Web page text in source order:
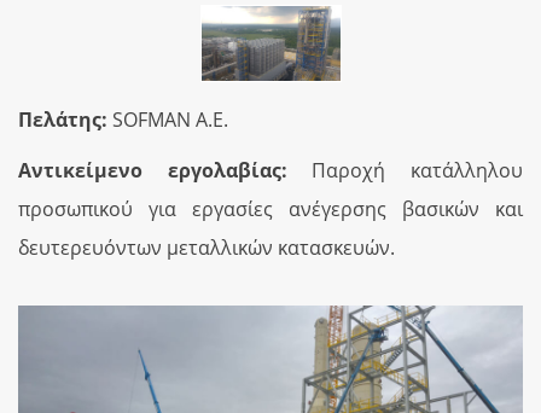
Πελάτης: SOFMAN Α.Ε.
Αντικείμενο
εργολαβίας: Παροχή κατάλληλου
προσωπικού για εργασίες ανέγερσης βασικών και
δευτερευόντων μεταλλικών κατασκευών.